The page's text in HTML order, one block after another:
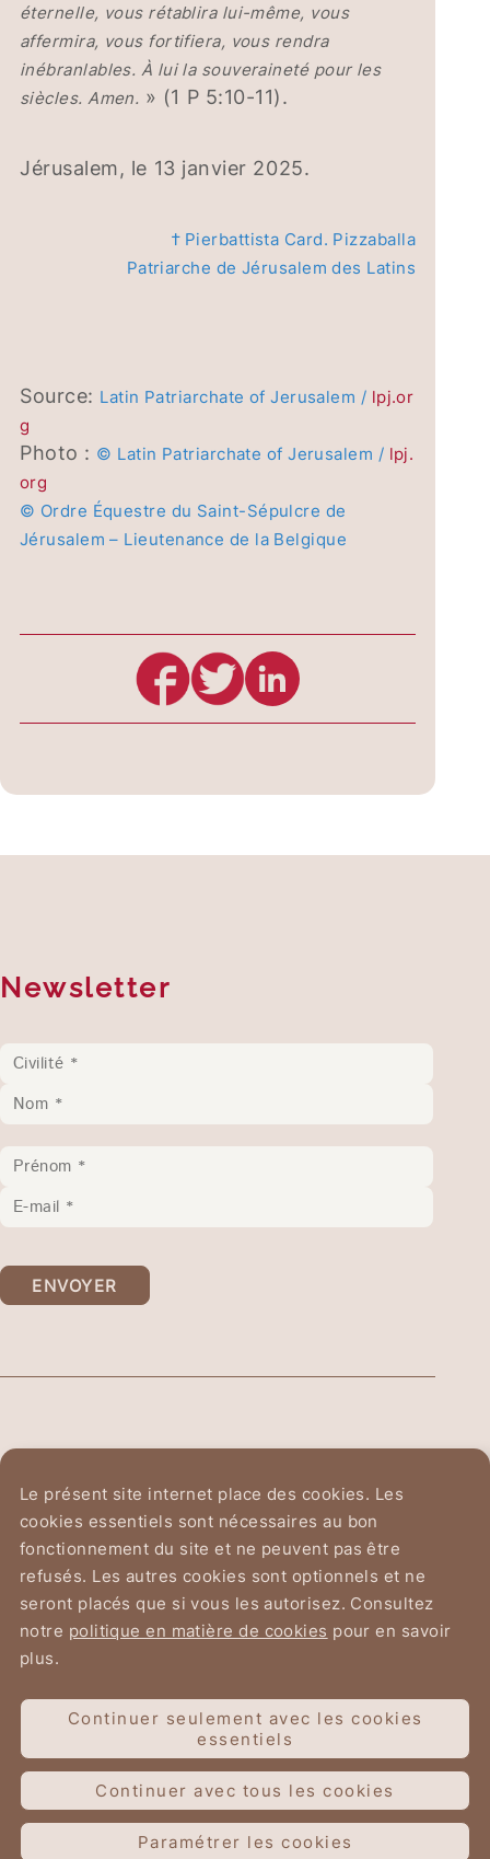
éternelle, vous rétablira lui-même, vous
affermira, vous fortifiera, vous rendra
inébranlables. À lui la souveraineté pour les
siècles. Amen. » (1 P 5:10-11).
Jérusalem, le 13 janvier 2025.
† Pierbattista Card. Pizzaballa
Patriarche de Jérusalem des Latins
Source: Latin Patriarchate of Jerusalem / lpj.or
g
Photo : © Latin Patriarchate of Jerusalem / lpj.
org
© Ordre Équestre du Saint-Sépulcre de
Jérusalem – Lieutenance de la Belgique
Saint-Sépulcre de Jérusalem
Avenue du Chant d'Oiseau 2
1150 Bruxelles
Newsletter
ENVOYER
Conditions d’utilisation
Données personnelles
Cookies
Organica fecit
Le présent site internet place des cookies. Les
cookies essentiels sont nécessaires au bon
fonctionnement du site et ne peuvent pas être
refusés. Les autres cookies sont optionnels et ne
seront placés que si vous les autorisez. Consultez
notre politique en matière de cookies pour en savoir
plus.
Continuer seulement avec les cookies
essentiels
Continuer avec tous les cookies
Paramétrer les cookies